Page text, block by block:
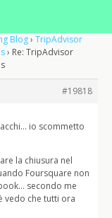
Blog› TripAdvisor
› Re: TripAdvisor
#19818
io scommetto
la chiusura nel
Foursquare non
secondo me
vedo che tutti ora